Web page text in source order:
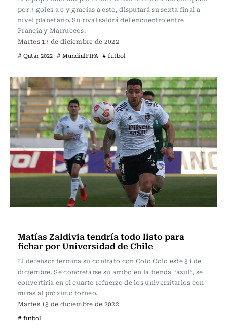
por 3 goles a 0 y gracias a esto, disputará su sexta final a
nivel planetario. Su rival saldrá del encuentro entre
Francia y Marruecos.
Martes 13 de diciembre de 2022
# Qatar 2022 # MundialFIFA # futbol
Matías Zaldivia tendría todo listo para
fichar por Universidad de Chile
El defensor termina su contrato con Colo Colo este 31 de
diciembre. Se concretarse su arribo en la tienda “azul”, se
convertiría en el cuarto refuerzo de los universitarios con
miras al próximo torneo.
Martes 13 de diciembre de 2022
# futbol